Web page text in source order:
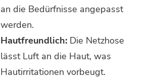
an die Bedürfnisse angepasst
werden.
Hautfreundlich: Die Netzhose
lässt Luft an die Haut, was
Hautirritationen vorbeugt.